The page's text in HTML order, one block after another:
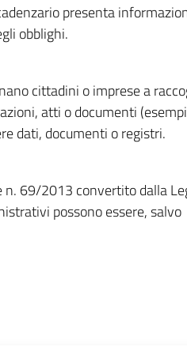
presenta
obblighi.
cittadini o imprese a
atti o documenti
dati, documenti o registri.
n. 69/2013 convertito dalla
possono essere, salvo